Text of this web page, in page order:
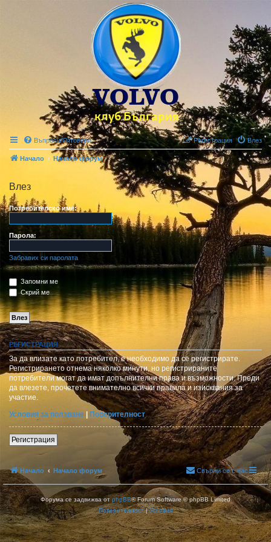
Въпроси/Отговори Влез
Регистрация
Начало Начало форум
Влез
Потребителско име:
Парола:
Забравих си паролата
Запомни ме
Скрий ме
РЕГИСТРАЦИЯ
За да влизате като потребител, е необходимо да се регистрирате.
Регистрирането отнема няколко минути, но регистрираните
потребители могат да имат допълнителни права и възможности. Преди
да влезете, прочетете внимателно всички правила и изисквания за
участие.
Условия за ползване | Поверителност
Регистрация
Начало Начало форум Свържи се с нас
Форума се задвижва от phpBB® Forum Software © phpBB Limited
Поверителност|Условия